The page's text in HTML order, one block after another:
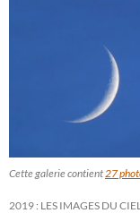
Cette galerie contient 27
2019 : LES IMAGES DU